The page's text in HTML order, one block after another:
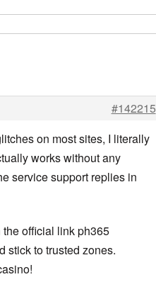
#142215
on most sites, I literally
works without any
service support replies in
official link ph365
stick to trusted zones.